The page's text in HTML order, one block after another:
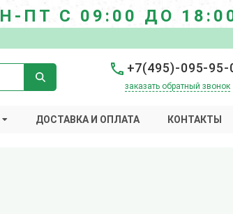
ПТ С 09:00 ДО
+7(495)-095-95-
заказать обратный звонок
ДОСТАВКА И ОПЛАТА КОНТАКТЫ